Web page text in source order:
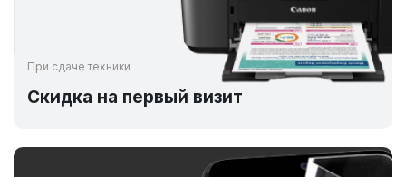
При сдаче техники
Скидка на первый визит